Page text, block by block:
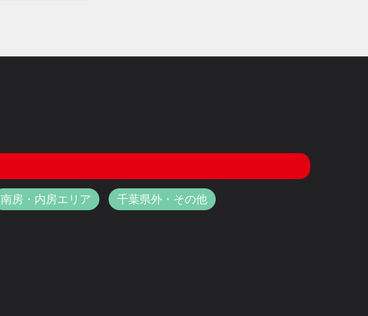
南房・内房エリア 千葉県外・その他